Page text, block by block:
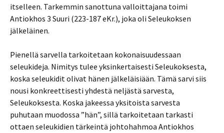
itselleen. Tarkemmin sanottuna valloittajana toimi
Antiokhos 3 Suuri (223-187 eKr.), joka oli Seleukoksen
jälkeläinen.
Pienellä sarvella tarkoitetaan kokonaisuudessaan
seleukideja. Nimitys tulee yksinkertaisesti Seleukoksesta,
koska seleukidit olivat hänen jälkeläisiään. Tämä sarvi siis
nousi konkreettisesti yhdestä neljästä sarvesta,
Seleukoksesta. Koska jakeessa yksitoista sarvesta
puhutaan muodossa ”hän”, sillä tarkoitetaan tarkasti
ottaen seleukidien tärkeintä johtohahmoa Antiokhos